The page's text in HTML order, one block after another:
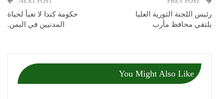
رئيس اللجنة الثورية العليا
يلتقي محافظ مأرب
حكومة كندا لا تعبأ لحياة
المدنيين في اليمن.
You Might Also Like